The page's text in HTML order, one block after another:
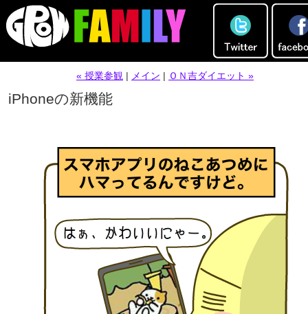
« 授業参観 | メイン | ＯＮ吉ダイエット »
iPhoneの新機能